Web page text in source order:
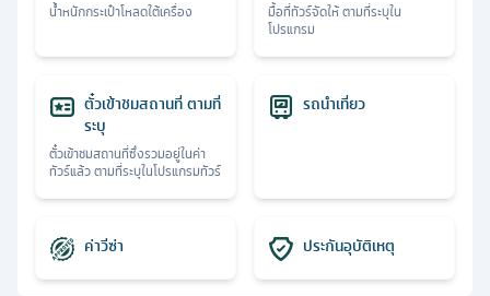
น้ำหนักกระเป๋าโหลดใต้เครื่อง
มื้อที่ทัวร์จัดให้ ตามที่ระบุใน
โปรแกรม
ตั๋วเข้าชมสถานที่ ตามที่
ระบุ
ตั๋วเข้าชมสถานที่ซึ่งรวมอยู่ในค่า
ทัวร์แล้ว ตามที่ระบุในโปรแกรมทัวร์
รถนำเที่ยว
ค่าวีซ่า ประกันอุบัติเหตุ